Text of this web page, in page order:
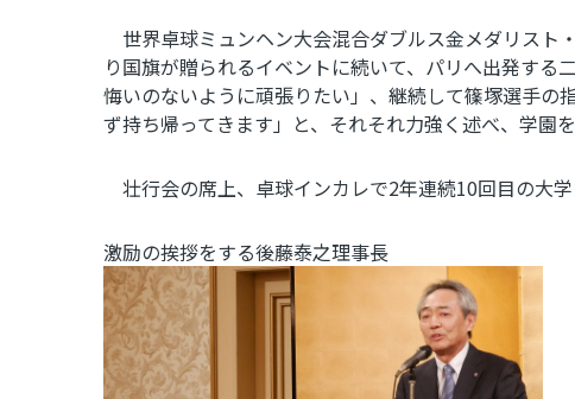
世界卓球ミュンヘン大会混合ダブルス金メダリスト
り国旗が贈られるイベントに続いて、パリへ出発する
悔いのないように頑張りたい」、継続して篠塚選手の
ず持ち帰ってきます」と、それそれ力強く述べ、学園
壮行会の席上、卓球インカレで2年連続10回目の大
激励の挨拶をする後藤泰之理事長